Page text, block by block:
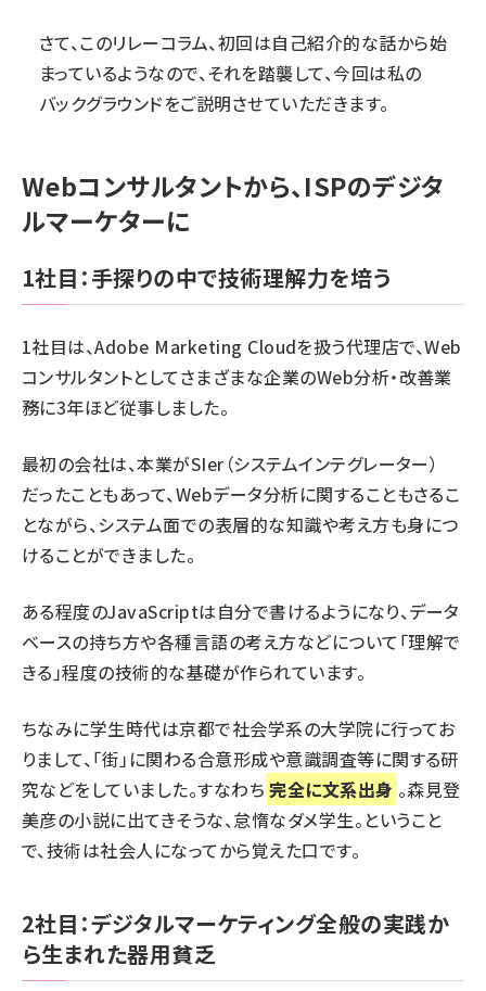
さて、このリレーコラム、初回は自己紹介的な話から始
まっているようなので、それを踏襲して、今回は私の
バックグラウンドをご説明させていただきます。
Webコンサルタントから、ISPのデジタ
ルマーケターに
1社目：手探りの中で技術理解力を培う
1社目は、Adobe Marketing Cloudを扱う代理店で、Web
コンサルタントとしてさまざまな企業のWeb分析・改善業
務に3年ほど従事しました。
最初の会社は、本業がSIer（システムインテグレーター）
だったこともあって、Webデータ分析に関することもさるこ
とながら、システム面での表層的な知識や考え方も身につ
けることができました。
ある程度のJavaScriptは自分で書けるようになり、データ
ベースの持ち方や各種言語の考え方などについて「理解で
きる」程度の技術的な基礎が作られています。
ちなみに学生時代は京都で社会学系の大学院に行ってお
りまして、「街」に関わる合意形成や意識調査等に関する研
究などをしていました。すなわち 完全に文系出身 。森見登
美彦の小説に出てきそうな、怠惰なダメ学生。ということ
で、技術は社会人になってから覚えた口です。
2社目：デジタルマーケティング全般の実践か
ら生まれた器用貧乏